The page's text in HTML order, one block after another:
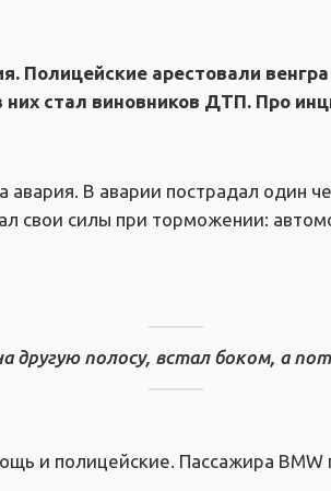
Полицейские арестовали
них стал виновников ДТП. Про
В аварии пострадал один
свои силы при торможении:
другую полосу, встал боком, а
и полицейские. Пассажира BMW